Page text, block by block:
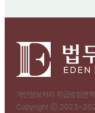
개인정보처리 취급방침 면
Copyright ⓒ